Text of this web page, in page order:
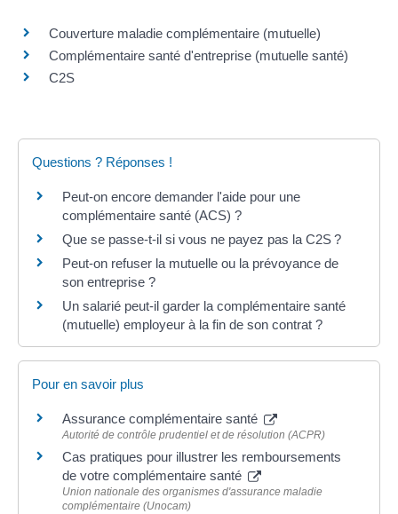
Couverture maladie complémentaire (mutuelle)
Complémentaire santé d'entreprise (mutuelle santé)
C2S
Questions ? Réponses !
Peut-on encore demander l'aide pour une
complémentaire santé (ACS) ?
Que se passe-t-il si vous ne payez pas la C2S ?
Peut-on refuser la mutuelle ou la prévoyance de
son entreprise ?
Un salarié peut-il garder la complémentaire santé
(mutuelle) employeur à la fin de son contrat ?
Pour en savoir plus
Assurance complémentaire santé
Autorité de contrôle prudentiel et de résolution (ACPR)
Cas pratiques pour illustrer les remboursements
de votre complémentaire santé
Union nationale des organismes d'assurance maladie
complémentaire (Unocam)